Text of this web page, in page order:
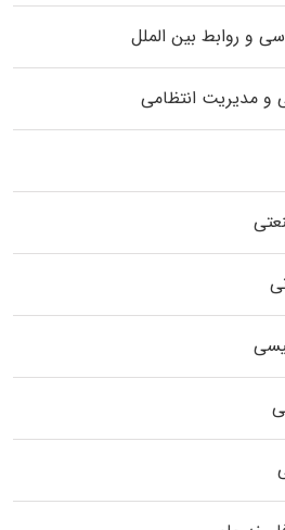
و روابط بین الملل
و مدیریت انتظامی